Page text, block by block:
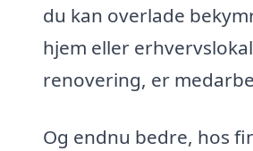
du kan overlade
hjem eller
renovering, er
Og endnu bedre, hos